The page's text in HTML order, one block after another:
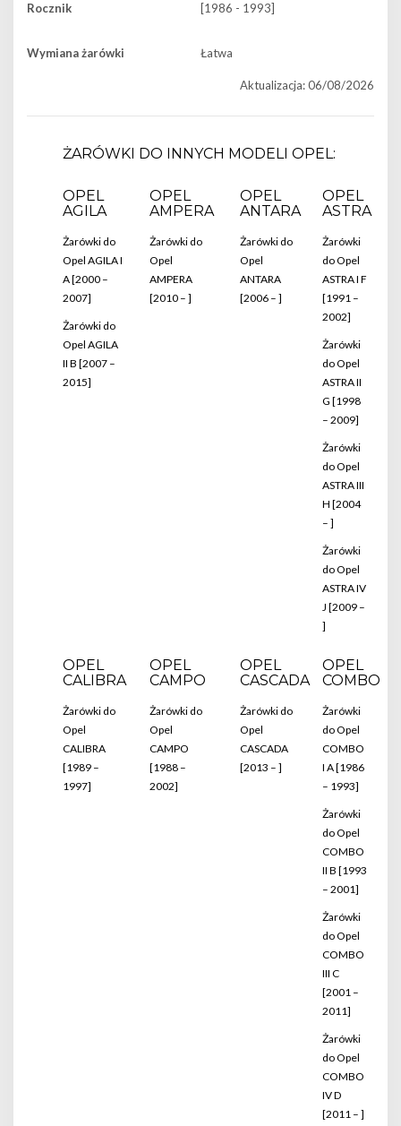
Rocznik [1986 - 1993]
Wymiana żarówki Łatwa
Aktualizacja: 06/08/2026
ŻARÓWKI DO INNYCH MODELI OPEL:
OPEL
AGILA
Żarówki do
Opel AGILA I
A [2000 –
2007]
Żarówki do
Opel AGILA
II B [2007 –
2015]
OPEL
AMPERA
Żarówki do
Opel
AMPERA
[2010 – ]
OPEL
ANTARA
Żarówki do
Opel
ANTARA
[2006 – ]
OPEL
ASTRA
Żarówki
do Opel
ASTRA I F
[1991 –
2002]
Żarówki
do Opel
ASTRA II
G [1998
– 2009]
Żarówki
do Opel
ASTRA III
H [2004
– ]
Żarówki
do Opel
ASTRA IV
J [2009 –
]
OPEL
CALIBRA
Żarówki do
Opel
CALIBRA
[1989 –
1997]
OPEL
CAMPO
Żarówki do
Opel
CAMPO
[1988 –
2002]
OPEL
CASCADA
Żarówki do
Opel
CASCADA
[2013 – ]
OPEL
COMBO
Żarówki
do Opel
COMBO
I A [1986
– 1993]
Żarówki
do Opel
COMBO
II B [1993
– 2001]
Żarówki
do Opel
COMBO
III C
[2001 –
2011]
Żarówki
do Opel
COMBO
IV D
[2011 – ]